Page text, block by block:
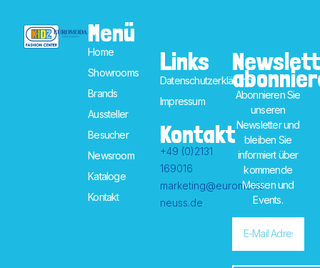
Menü
Home
Showrooms
Brands
Aussteller
Besucher
Newsroom
Kataloge
Kontakt
Links
Datenschutzerklärung
Impressum
Kontakt
+49 (0)2131
169016
marketing@euromoda-
neuss.de
Abonnieren Sie
unseren
Newsletter und
bleiben Sie
informiert über
kommende
Messen und
Events.